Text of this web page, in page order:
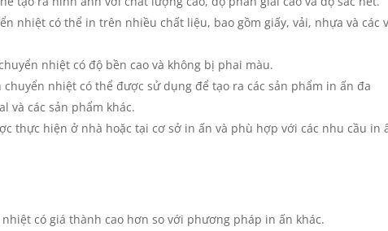
nhiệt có thể in trên nhiều chất liệu, bao gồm giấy, vải, nhựa và các
nhiệt có độ bền cao và không bị phai màu.
nhiệt có thể được sử dụng để tạo ra các sản phẩm in ấn đa
và các sản phẩm khác.
thực hiện ở nhà hoặc tại cơ sở in ấn và phù hợp với các nhu cầu in
có giá thành cao hơn so với phương pháp in ấn khác.